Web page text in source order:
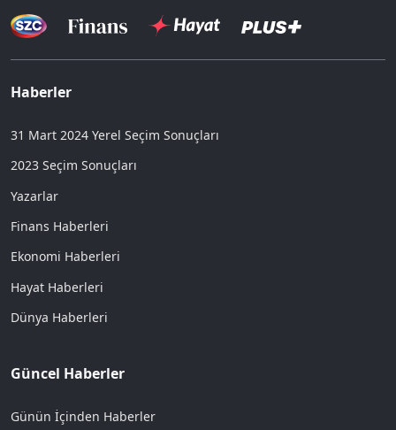
Haberler
31 Mart 2024 Yerel Seçim Sonuçları
2023 Seçim Sonuçları
Yazarlar
Finans Haberleri
Ekonomi Haberleri
Hayat Haberleri
Dünya Haberleri
Güncel Haberler
Günün İçinden Haberler